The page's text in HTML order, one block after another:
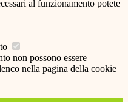
al funzionamento potete
non possono essere
nella pagina della cookie